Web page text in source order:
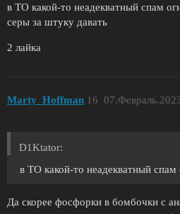
в ТО какой-то неадекватный спам
серы за штуку давать
2 лайка
Marty_Hoffman 16
D1Ktator:
в ТО какой-то неадекватный
Да скорее фосфорки в бомбочки с